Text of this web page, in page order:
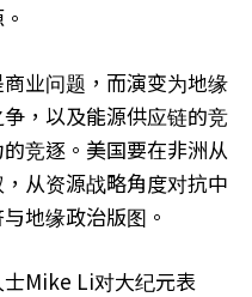
业问题，而演变为地缘
，以及能源供应链的竞
竞逐。美国要在非洲从
从资源战略角度对抗中
地缘政治版图。
Mike Li对大纪元表